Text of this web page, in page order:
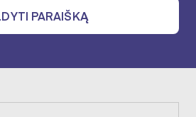
PARAIŠKĄ